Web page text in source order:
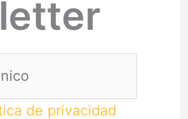
de privacidad